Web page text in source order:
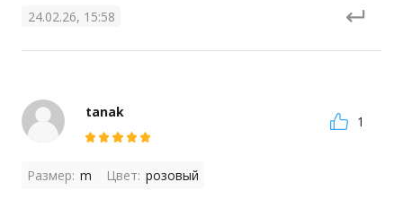
24.02.26, 15:58
tanak
1
Размер: m Цвет: розовый